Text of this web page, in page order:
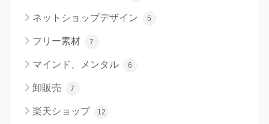
ネットショップデザイン 5
フリー素材 7
マインド、メンタル 6
卸販売 7
楽天ショップ 12